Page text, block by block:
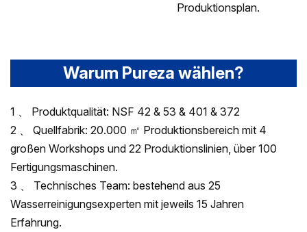
Produktionsplan.
Warum Pureza wählen?
1 、 Produktqualität: NSF 42 & 53 & 401 & 372
2 、 Quellfabrik: 20.000 ㎡ Produktionsbereich mit 4
großen Workshops und 22 Produktionslinien, über 100
Fertigungsmaschinen.
3 、 Technisches Team: bestehend aus 25
Wasserreinigungsexperten mit jeweils 15 Jahren
Erfahrung.